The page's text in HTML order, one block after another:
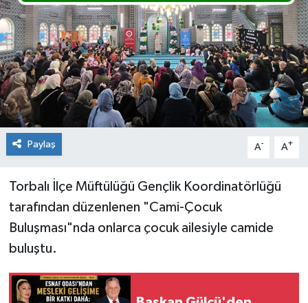
Paylaş A- A+
Torbalı İlçe Müftülüğü Gençlik Koordinatörlüğü
tarafından düzenlenen "Cami-Çocuk
Buluşması"nda onlarca çocuk ailesiyle camide
buluştu.